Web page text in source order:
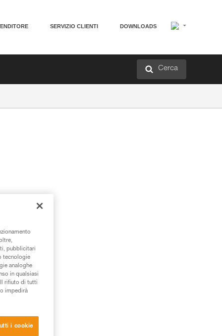
SERVIZIO CLIENTI DOWNLOADS
Cerca
pubblicitari
tecnologie
analoghe
in qualsiasi
rifiuto di tutti
impedirà
i cookie